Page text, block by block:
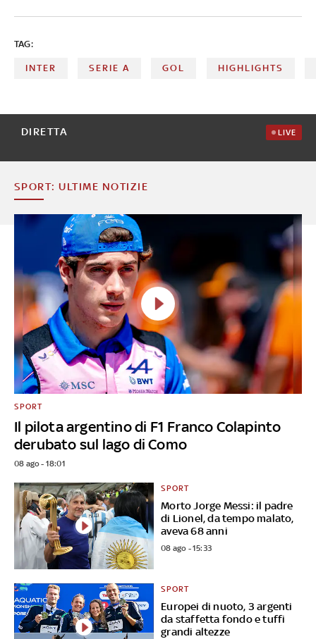
TAG:
INTER SERIE A GOL HIGHLIGHTS
DIRETTA LIVE
SPORT: ULTIME NOTIZIE
Il pilota argentino di F1 Franco Colapinto
derubato sul lago di Como
SPORT
08 ago - 18:01
Morto Jorge Messi: il padre
di Lionel, da tempo malato,
aveva 68 anni
SPORT
08 ago - 15:33
Europei di nuoto, 3 argenti
da staffetta fondo e tuffi
grandi altezze
SPORT